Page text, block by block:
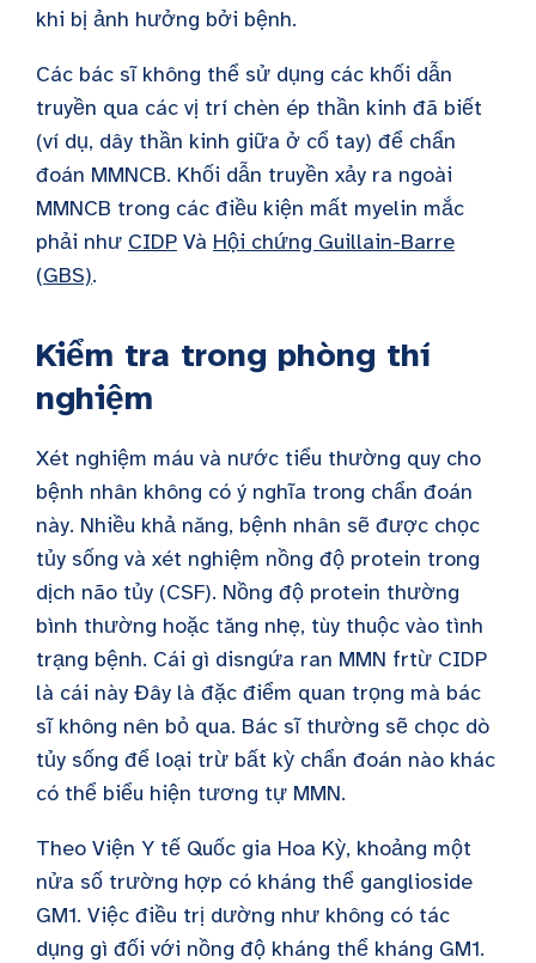
khi bị ảnh hưởng bởi bệnh.
Các bác sĩ không thể sử dụng các khối dẫn
truyền qua các vị trí chèn ép thần kinh đã biết
(ví dụ, dây thần kinh giữa ở cổ tay) để chẩn
đoán MMNCB. Khối dẫn truyền xảy ra ngoài
MMNCB trong các điều kiện mất myelin mắc
phải như CIDP Và Hội chứng Guillain-Barre
(GBS).
Kiểm tra trong phòng thí
nghiệm
Xét nghiệm máu và nước tiểu thường quy cho
bệnh nhân không có ý nghĩa trong chẩn đoán
này. Nhiều khả năng, bệnh nhân sẽ được chọc
tủy sống và xét nghiệm nồng độ protein trong
dịch não tủy (CSF). Nồng độ protein thường
bình thường hoặc tăng nhẹ, tùy thuộc vào tình
trạng bệnh. Cái gì disngứa ran MMN frtừ CIDP
là cái này Đây là đặc điểm quan trọng mà bác
sĩ không nên bỏ qua. Bác sĩ thường sẽ chọc dò
tủy sống để loại trừ bất kỳ chẩn đoán nào khác
có thể biểu hiện tương tự MMN.
Theo Viện Y tế Quốc gia Hoa Kỳ, khoảng một
nửa số trường hợp có kháng thể ganglioside
GM1. Việc điều trị dường như không có tác
dụng gì đối với nồng độ kháng thể kháng GM1.